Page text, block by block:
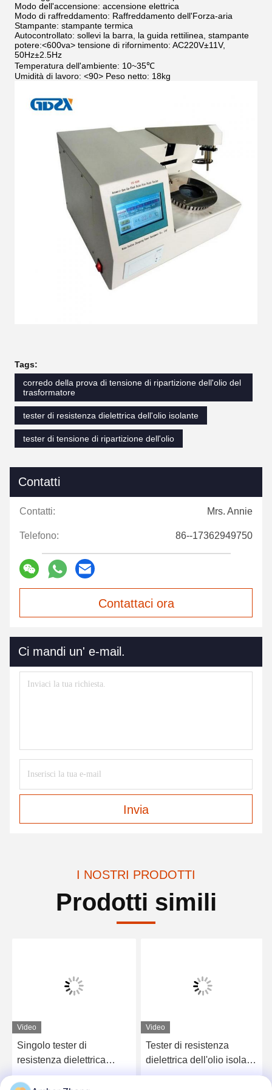
Modo dell'accensione: accensione elettrica
Modo di raffreddamento: Raffreddamento dell'Forza-aria
Stampante: stampante termica
Autocontrollato: sollevi la barra, la guida rettilinea, stampante
potere:<600va> tensione di rifornimento: AC220V±11V,
50Hz±2.5Hz
Temperatura dell'ambiente: 10~35℃
Umidità di lavoro: <90> Peso netto: 18kg
Tags:
corredo della prova di tensione di ripartizione dell'olio del
trasformatore
tester di resistenza dielettrica dell'olio isolante
tester di tensione di ripartizione dell'olio
Contatti
Contatti: Mrs. Annie
Telefono: 86--17362949750
Contattaci ora
Ci mandi un' e-mail.
Invia
I NOSTRI PRODOTTI
Prodotti simili
Video
Singolo tester di
resistenza dielettrica
dell'olio isolante della
Video
Tester di resistenza
dielettrica dell'olio isolante
di rendimento elevato per